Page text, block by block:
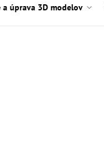
a úprava 3D modelov